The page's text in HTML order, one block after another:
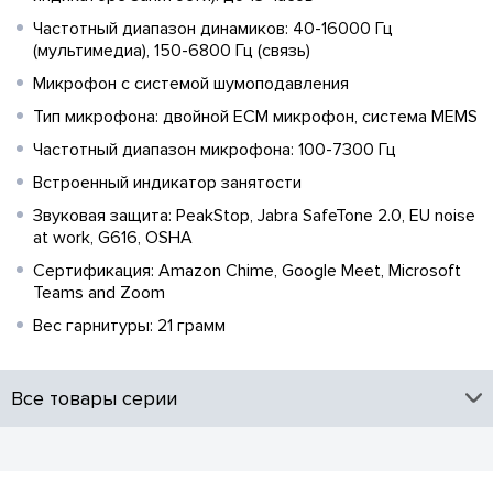
Частотный диапазон динамиков: 40-16000 Гц
(мультимедиа), 150-6800 Гц (связь)
Микрофон с системой шумоподавления
Тип микрофона: двойной ECM микрофон, система MEMS
Частотный диапазон микрофона: 100-7300 Гц
Встроенный индикатор занятости
Звуковая защита: PeakStop, Jabra SafeTone 2.0, EU noise
at work, G616, OSHA
Сертификация: Amazon Chime, Google Meet, Microsoft
Teams and Zoom
Вес гарнитуры: 21 грамм
Все товары серии